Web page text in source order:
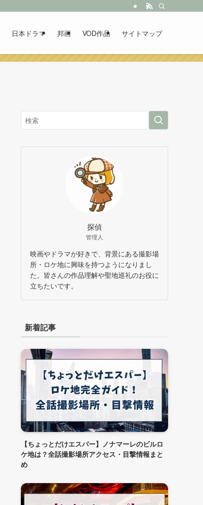
日本ドラマ 邦画 VOD作品 サイトマップ
探偵
管理人
映画やドラマが好きで、背景にある撮影場
所・ロケ地に興味を持つようになりまし
た。皆さんの作品理解や聖地巡礼のお役に
立ちたいです。
新着記事
【ちょっとだけエスパー】ノナマーレのビルロ
ケ地は？全話撮影場所アクセス・目撃情報まと
め